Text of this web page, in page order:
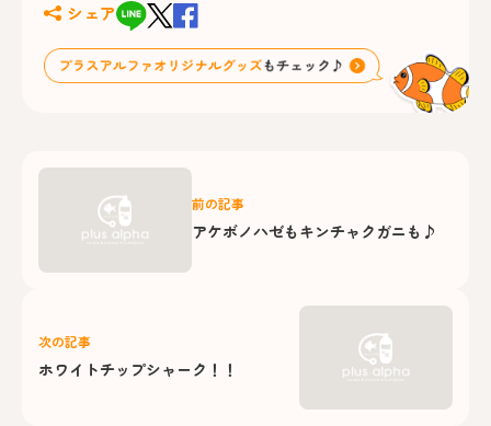
シェア
前の記事
アケボノハゼもキンチャクガニも♪
次の記事
ホワイトチップシャーク！！